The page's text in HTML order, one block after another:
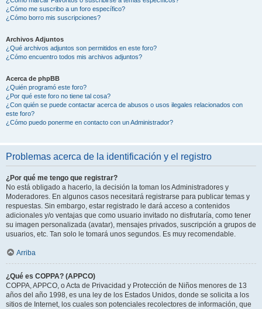
¿Cómo me suscribo a un foro específico?
¿Cómo borro mis suscripciones?
Archivos Adjuntos
¿Qué archivos adjuntos son permitidos en este foro?
¿Cómo encuentro todos mis archivos adjuntos?
Acerca de phpBB
¿Quién programó este foro?
¿Por qué este foro no tiene tal cosa?
¿Con quién se puede contactar acerca de abusos o usos ilegales relacionados con
este foro?
¿Cómo puedo ponerme en contacto con un Administrador?
Problemas acerca de la identificación y el registro
¿Por qué me tengo que registrar?
No está obligado a hacerlo, la decisión la toman los Administradores y
Moderadores. En algunos casos necesitará registrarse para publicar temas y
respuestas. Sin embargo, estar registrado le dará acceso a contenidos
adicionales y/o ventajas que como usuario invitado no disfrutaría, como tener
su imagen personalizada (avatar), mensajes privados, suscripción a grupos de
usuarios, etc. Tan solo le tomará unos segundos. Es muy recomendable.
Arriba
¿Qué es COPPA? (APPCO)
COPPA, APPCO, o Acta de Privacidad y Protección de Niños menores de 13
años del año 1998, es una ley de los Estados Unidos, donde se solicita a los
sitios de Internet, los cuales son potenciales recolectores de información, que